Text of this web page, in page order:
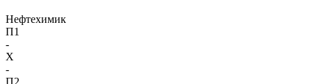
Нефтехимик
П1
-
X
-